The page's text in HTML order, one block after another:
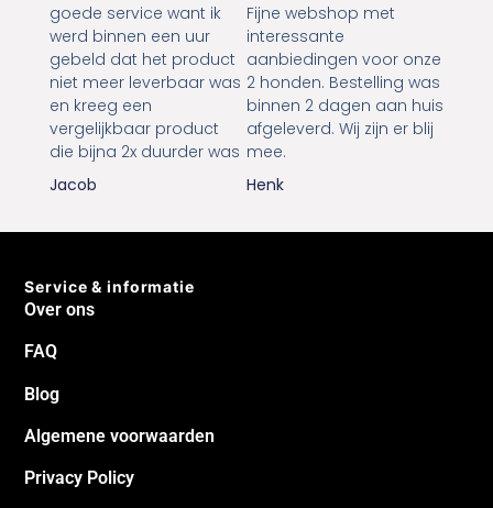
goede service want ik
werd binnen een uur
gebeld dat het product
niet meer leverbaar was
en kreeg een
vergelijkbaar product
die bijna 2x duurder was
Jacob
Fijne webshop met
interessante
aanbiedingen voor onze
2 honden. Bestelling was
binnen 2 dagen aan huis
afgeleverd. Wij zijn er blij
mee.
Henk
Service & informatie
Over ons
FAQ
Blog
Algemene voorwaarden
Privacy Policy